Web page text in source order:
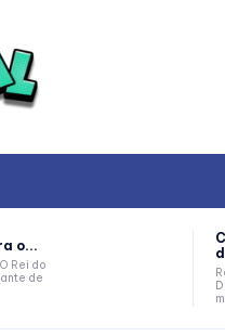
o...
Rei do
de